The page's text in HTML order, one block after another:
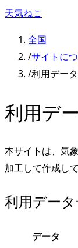
天気ねこ
全国
/サイトに
/利用デー
利用デ
本サイトは、気
加工して作成して
利用デー
データ